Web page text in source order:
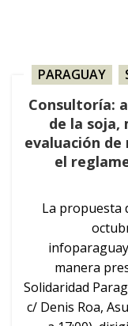
PARAGUAY
Consultoría:
de la soja,
evaluación
el
La propuesta
manera
Solidaridad
c/ Denis Roa,